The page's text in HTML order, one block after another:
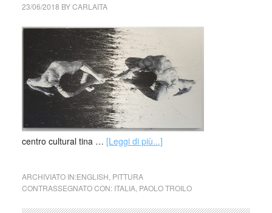
23/06/2018 BYCARLAITA
centro cultural tina … [Leggi di più...]
ARCHIVIATO IN:ENGLISH PITTURA
CONTRASSEGNATO CON: ITALIA, PAOLO TROILO